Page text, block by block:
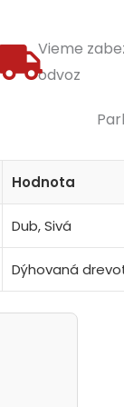
Vieme
odvoz
Hodnota
Dub, Sivá
Dýhovaná